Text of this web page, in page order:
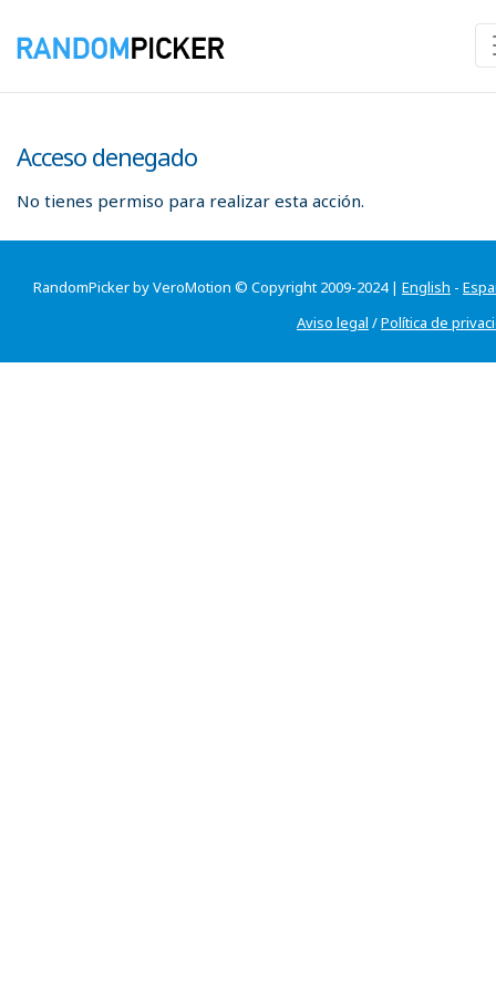
Acceso denegado
No tienes permiso para realizar esta acción.
RandomPicker by VeroMotion © Copyright 2009-2024 | English -
Aviso legal /Política de